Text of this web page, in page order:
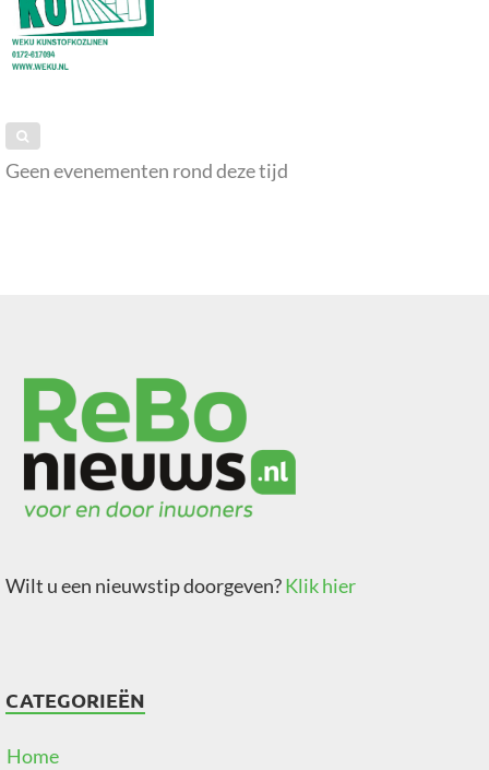
Geen evenementen rond deze tijd
Wilt u een nieuwstip doorgeven?Klik hier
CATEGORIEËN
Home